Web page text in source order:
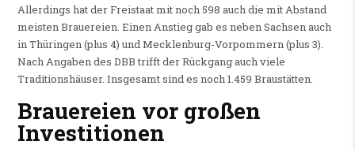
Allerdings hat der Freistaat mit noch 598 auch die mit Abstand
meisten Brauereien. Einen Anstieg gab es neben Sachsen auch
in Thüringen (plus 4) und Mecklenburg-Vorpommern (plus 3).
Nach Angaben des DBB trifft der Rückgang auch viele
Traditionshäuser. Insgesamt sind es noch 1.459 Braustätten.
Brauereien vor großen
Investitionen